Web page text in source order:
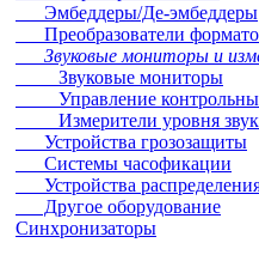
Эмбеддеры/Де-эмбеддеры
Преобразователи
Звуковые мониторы и
Звуковые мониторы
Управление
Измерители уровня
Устройства грозозащиты
Системы часофикации
Устройства
Другое оборудование
Синхронизаторы